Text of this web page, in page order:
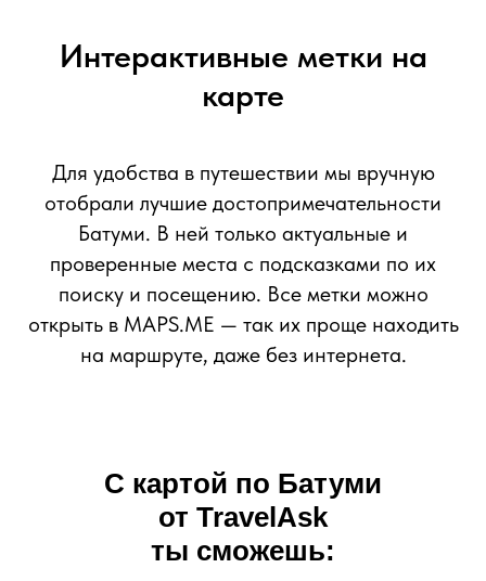
Интерактивные метки на
карте
Для удобства в путешествии мы вручную
отобрали лучшие достопримечательности
Батуми. В ней только актуальные и
проверенные места с подсказками по их
поиску и посещению. Все метки можно
открыть в MAPS.ME — так их проще находить
на маршруте, даже без интернета.
С картой по Батуми
от TravelAsk
ты сможешь: